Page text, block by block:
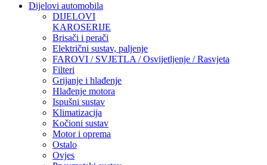
Dijelovi automobila
DIJELOVI
KAROSERIJE
Brisači i perači
Električni sustav, paljenje
FAROVI / SVJETLA / Osvijetljenje / Rasvjeta
Filteri
Grijanje i hlađenje
Hlađenje motora
Ispušni sustav
Klimatizacija
Kočioni sustav
Motor i oprema
Ostalo
Ovjes